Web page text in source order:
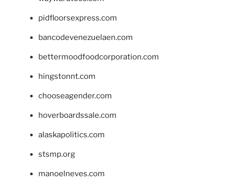
pidfloorsexpress.com
bancodevenezuelaen.com
bettermoodfoodcorporation.com
hingstonnt.com
chooseagender.com
hoverboardssale.com
alaskapolitics.com
stsmp.org
manoelneves.com